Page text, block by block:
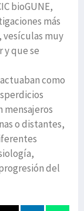
bioGUNE,
más
vesículas muy
y que se
como
mensajeros
o distantes,
del